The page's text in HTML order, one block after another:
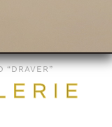
“DRAVER”